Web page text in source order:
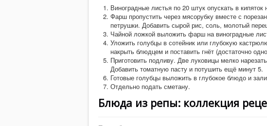
Виноградные листья по 20 штук опускать в
Фарш пропустить через мясорубку вместе с
петрушки. Добавить сырой рис, соль, молотый
Чайной ложкой выложить фарш на виноградные
Уложить голубцы в сотейник или глубокую
накрыть блюдцем и поставить гнёт (достаточно
Приготовить подливу. Две луковицы мелко
Добавить томатную пасту и потушить ещё минут 5.
Готовые голубцы выложить в глубокое блюдо и
Отдельно подать сметану.
Блюда из репы: коллекция